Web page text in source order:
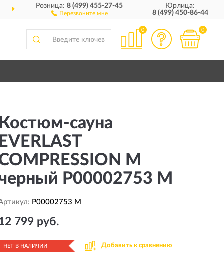
ПО ВСЕЙ РОССИИ
Розница:8 (499) 455-27-45
Перезвоните мне
Юрлица:
8 (499) 450-86-44
0 0
сауна
M
P00002753 M
P00002753 M
799 руб.
НЕТ В НАЛИЧИИ Добавить к сравнению